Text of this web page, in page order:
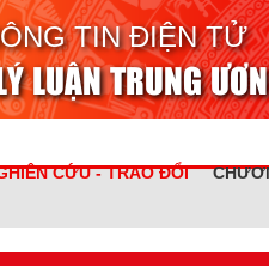
TIN ĐIỆN TỬ
LUẬN TRUNG
CỨU - TRAO ĐỔI